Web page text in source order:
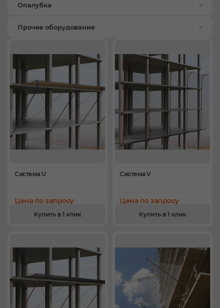
Опалубка
Прочее оборудование
Система U
Цена по запросу
Купить в 1 клик
Система V
Цена по запросу
Купить в 1 клик